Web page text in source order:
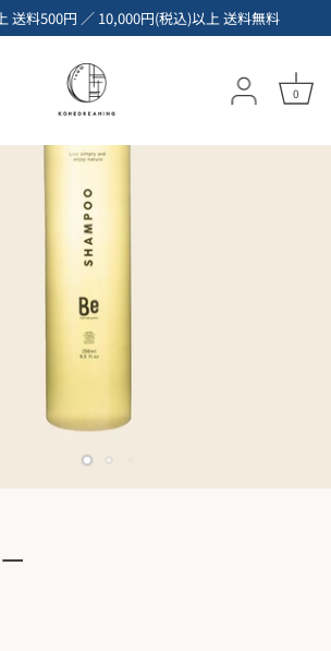
送料500円 ／ 10,000円(税込)以上 送料無料
0